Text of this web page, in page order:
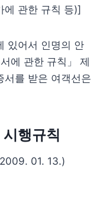
에 관한 규칙 등)]
있어서 인명의 안
에 관한 규칙」 제
서를 받은 여객선은
행규칙
01. 13.)